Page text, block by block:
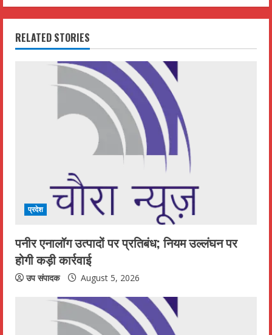
n
u
g
RELATED STORIES
प्रदेश
पनीर एनालॉग उत्पादों पर प्रतिबंध; नियम उल्लंघन पर
होगी कड़ी कार्रवाई
उप संपादक August 5, 2026